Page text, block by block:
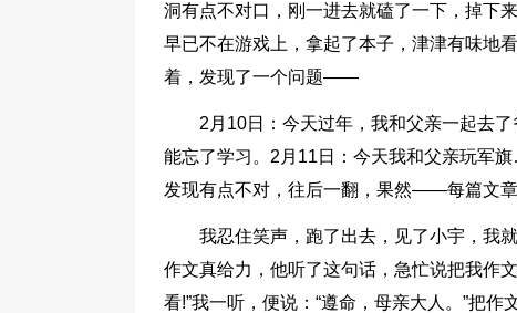
洞有点不对口，刚一进去就磕了一下，掉下
早已不在游戏上，拿起了本子，津津有味地
着，发现了一个问题——
2月10日：今天过年，我和父亲一起去
能忘了学习。2月11日：今天我和父亲玩军
发现有点不对，往后一翻，果然——每篇文章
我忍住笑声，跑了出去，见了小宇，我
作文真给力，他听了这句话，急忙说把我作
看!”我一听，便说：“遵命，母亲大人。”把